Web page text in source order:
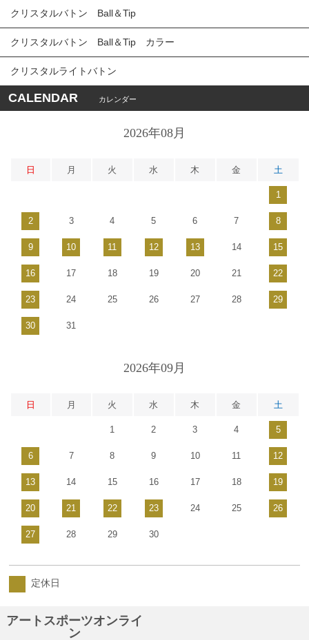
クリスタルバトン Ball＆Tip
クリスタルバトン Ball＆Tip カラー
クリスタルライトバトン
CALENDAR カレンダー
2026年08月
日 月 火 水 木 金 土
1
2 3 4 5 6 7 8
9 10 11 12 13 14 15
16 17 18 19 20 21 22
23 24 25 26 27 28 29
30 31
2026年09月
日 月 火 水 木 金 土
1 2 3 4 5
6 7 8 9 10 11 12
13 14 15 16 17 18 19
20 21 22 23 24 25 26
27 28 29 30
定休日
アートスポーツオンライ
ン